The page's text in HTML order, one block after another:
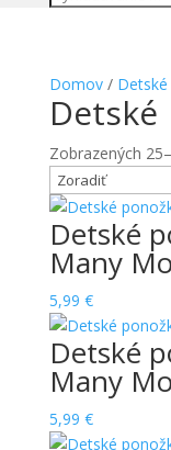
Domov/ Detské
Detské
Zobrazených
Detské
Many
5,99 €
Detské
Many
5,99 €